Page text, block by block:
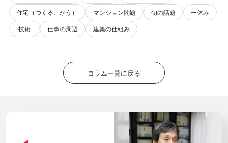
住宅（つくる、かう）
マンション問題 旬の話題
一休み
技術
仕事の周辺 建築の仕組み
コラム一覧に戻る